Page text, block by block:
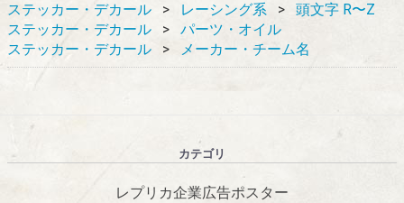
ステッカー・デカール
レーシング系
頭文字 R〜Z
ステッカー・デカール
パーツ・オイル
ステッカー・デカール
メーカー・チーム名
カテゴリ
レプリカ企業広告ポスター